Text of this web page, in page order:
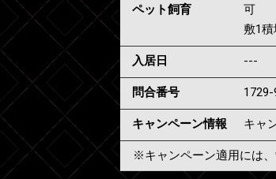
ペット飼育
可
敷1
入居日 ---
問合番号
キャンペーン情報 キャ
※キャンペーン適用には